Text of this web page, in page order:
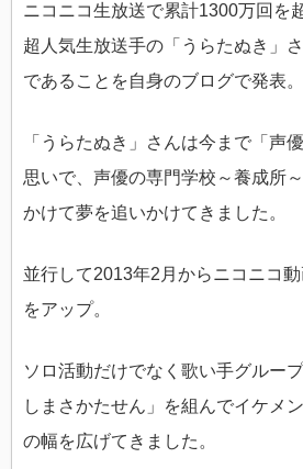
ニコニコ生放送で累計1300万回を
超人気生放送手の「うらたぬき」
であることを自身のブログで発表。
「うらたぬき」さんは今まで「声
思いで、声優の専門学校～養成所
かけて夢を追いかけてきました。
並行して2013年2月からニコニコ動
をアップ。
ソロ活動だけでなく歌い手グルー
しまさかたせん」を組んでイケメ
の幅を広げてきました。